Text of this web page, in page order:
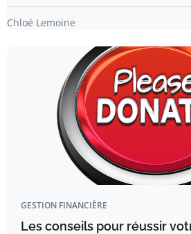
Chloé Lemoine
GESTION FINANCIÈRE
Les conseils pour réussir